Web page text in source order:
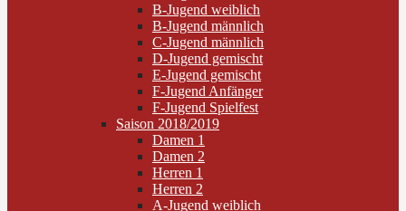
B-Jugend weiblich
B-Jugend männlich
C-Jugend männlich
D-Jugend gemischt
E-Jugend gemischt
F-Jugend Anfänger
F-Jugend Spielfest
Saison 2018/2019
Damen 1
Damen 2
Herren 1
Herren 2
A-Jugend weiblich